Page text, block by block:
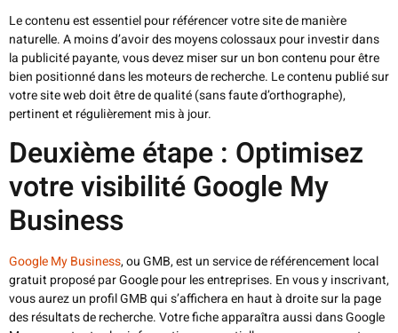
Le contenu est essentiel pour référencer votre site de manière
naturelle. A moins d’avoir des moyens colossaux pour investir dans
la publicité payante, vous devez miser sur un bon contenu pour être
bien positionné dans les moteurs de recherche. Le contenu publié sur
votre site web doit être de qualité (sans faute d’orthographe),
pertinent et régulièrement mis à jour.
Deuxième étape : Optimisez
votre visibilité Google My
Business
Google My Business, ou GMB, est un service de référencement local
gratuit proposé par Google pour les entreprises. En vous y inscrivant,
vous aurez un profil GMB qui s’affichera en haut à droite sur la page
des résultats de recherche. Votre fiche apparaîtra aussi dans Google